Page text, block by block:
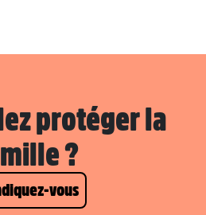
protéger la
?
vous